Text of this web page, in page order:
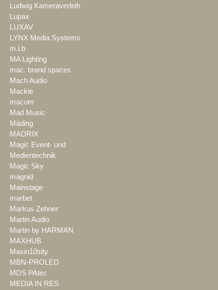
Ludwig Kameraverleih
Lupax
LUXAV
LYNX Media Systems
m.i.b
MA Lighting
mac. brand spaces
Mach Audio
Mackie
macom
Mad Music
Mäding
MADRIX
Magic Event- und
Medientechnik
Magic Sky
magnid
Mainstage
marbet
Markus Zehner
Martin Audio
Martin by HARMAN
MAXHUB
Maxin10sity
MBN-PROLED
MDS PAtec
MEDIA IN RES